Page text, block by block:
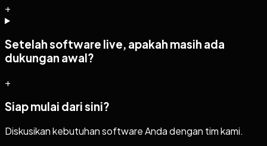
+
Setelah software live, apakah masih ada
dukungan awal?
+
Siap mulai dari sini?
Diskusikan kebutuhan software Anda dengan tim kami.